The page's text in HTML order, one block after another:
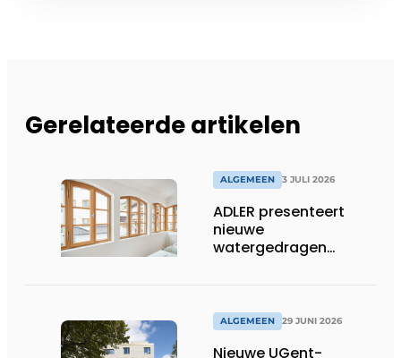
Gerelateerde artikelen
ALGEMEEN 3 JULI 2026
ADLER presenteert
nieuwe
watergedragen
ALGEMEEN 29 JUNI 2026
Nieuwe UGent-